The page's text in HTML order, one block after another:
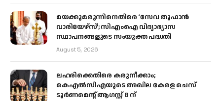
മയക്കുമരുന്നിനെതിരെ ‘സേവ തൂഫാൻ
വാരിയേഴ്‌സ്’; സിഎംഐ വിദ്യാഭ്യാസ
സ്ഥാപനങ്ങളുടെ സംയുക്ത പദ്ധതി
August 5, 2026
ലഹരിക്കെതിരെ കരുനീക്കാം;
കെഎൽസിഎയുടെ അഖില കേരള ചെസ്
ടൂർണമെന്റ് ആഗസ്റ്റ് 8 ന്